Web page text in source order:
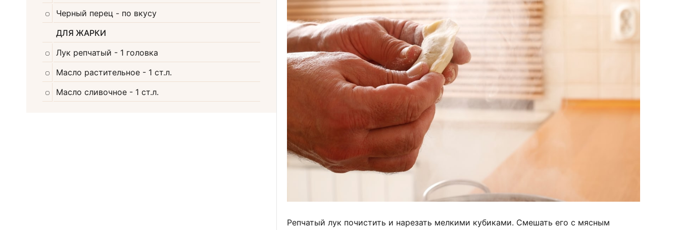
Черный перец - по вкусу
ДЛЯ ЖАРКИ
Лук репчатый - 1 головка
Масло растительное - 1 ст.л.
Масло сливочное - 1 ст.л.
Репчатый лук почистить и нарезать мелкими кубиками. Смешать его с мясным